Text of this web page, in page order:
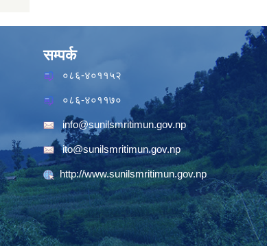
सम्पर्क
०८६-४०११५२
०८६-४०११७०
info@sunilsmritimun.gov.np
ito@sunilsmritimun.gov.np
http://www.sunilsmritimun.gov.np